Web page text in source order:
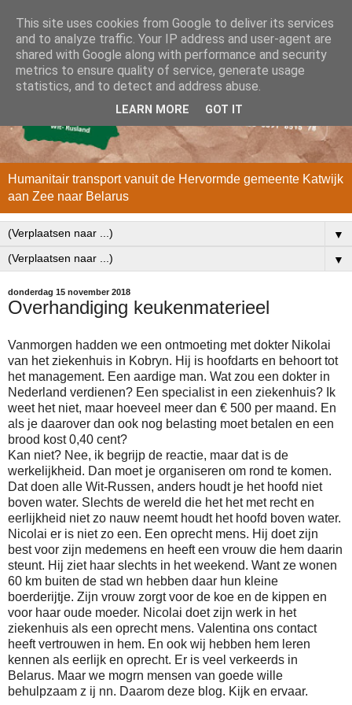
Humanitair transport vanuit de Hervormde gemeente Katwijk
aan Zee naar Belarus
▼
▼
donderdag 15 november 2018
Overhandiging keukenmaterieel
Vanmorgen hadden we een ontmoeting met dokter Nikolai
van het ziekenhuis in Kobryn. Hij is hoofdarts en behoort tot
het management. Een aardige man. Wat zou een dokter in
Nederland verdienen? Een specialist in een ziekenhuis? Ik
weet het niet, maar hoeveel meer dan € 500 per maand. En
als je daarover dan ook nog belasting moet betalen en een
brood kost 0,40 cent?
Kan niet? Nee, ik begrijp de reactie, maar dat is de
werkelijkheid. Dan moet je organiseren om rond te komen.
Dat doen alle Wit-Russen, anders houdt je het hoofd niet
boven water. Slechts de wereld die het het met recht en
eerlijkheid niet zo nauw neemt houdt het hoofd boven water.
Nicolai er is niet zo een. Een oprecht mens. Hij doet zijn
best voor zijn medemens en heeft een vrouw die hem daarin
steunt. Hij ziet haar slechts in het weekend. Want ze wonen
60 km buiten de stad wn hebben daar hun kleine
boerderijtje. Zijn vrouw zorgt voor de koe en de kippen en
voor haar oude moeder. Nicolai doet zijn werk in het
ziekenhuis als een oprecht mens. Valentina ons contact
heeft vertrouwen in hem. En ook wij hebben hem leren
kennen als eerlijk en oprecht. Er is veel verkeerds in
Belarus. Maar we mogrn mensen van goede wille
behulpzaam z ij nn. Daarom deze blog. Kijk en ervaar.
This site uses cookies from Google to deliver its services
and to analyze traffic. Your IP address and user-agent are
shared with Google along with performance and security
metrics to ensure quality of service, generate usage
statistics, and to detect and address abuse.
LEARN MORE GOT IT